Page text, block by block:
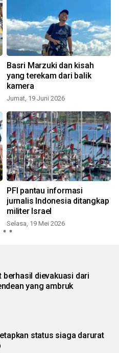
Basri Marzuki dan kisah
yang terekam dari balik
kamera
Jumat, 19 Juni 2026
PFI pantau informasi
jurnalis Indonesia ditangkap
militer Israel
Selasa, 19 Mei 2026
berhasil dievakuasi dari
yang ambruk
status siaga darurat